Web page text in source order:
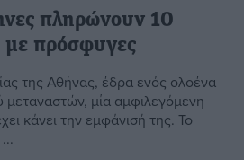
πληρώνουν 10
πρόσφυγες
της Αθήνας, έδρα ενός ολοένα
μία αμφιλεγόμενη
κάνει την εμφάνισή της. Το